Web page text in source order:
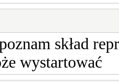
skład
wystartować